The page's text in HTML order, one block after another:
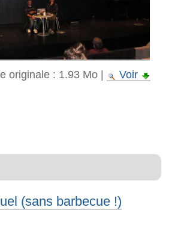
originale : 1.93 Mo|
Voir
(sans barbecue !)